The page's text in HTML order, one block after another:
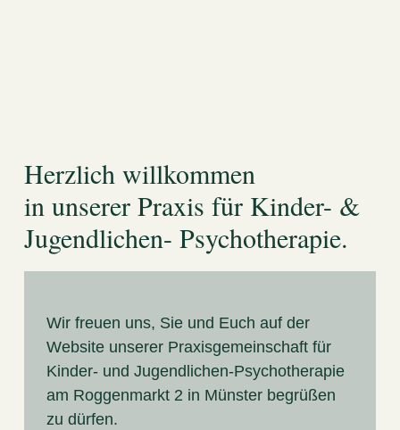
Herzlich willkommen
in unserer Praxis für Kinder- &
Jugendlichen- Psychotherapie.
Wir freuen uns, Sie und Euch auf der
Website unserer Praxisgemeinschaft für
Kinder- und Jugendlichen-Psychotherapie
am Roggenmarkt 2 in Münster begrüßen
zu dürfen.